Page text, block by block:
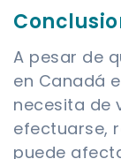
A pesar de
en Canadá
necesita de
efectuarse,
puede